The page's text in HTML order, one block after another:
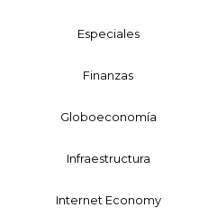
Especiales
Finanzas
Globoeconomía
Infraestructura
Internet Economy